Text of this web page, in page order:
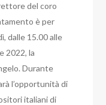
del coro
è per
dalle 15.00 alle
2022, la
Durante
l’opportunità di
italiani di